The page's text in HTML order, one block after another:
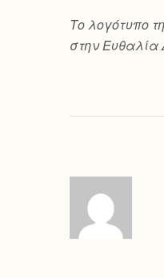
Το λογότυπο
στην Ευθαλία